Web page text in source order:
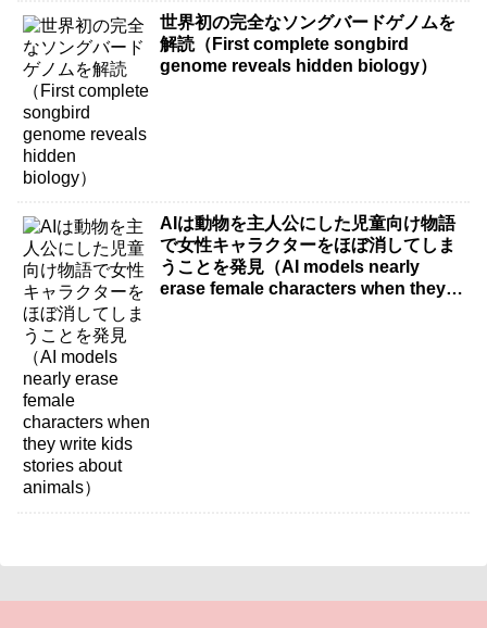
世界初の完全なソングバードゲノムを
解読（First complete songbird
genome reveals hidden biology）
AIは動物を主人公にした児童向け物語
で女性キャラクターをほぼ消してしま
うことを発見（AI models nearly
erase female characters when they